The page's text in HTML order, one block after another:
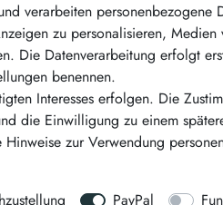
Vertrag widerrufen
verarbeiten personenbezogene
zu personalisieren, Medien
Die Datenverarbeitung erfolgt
benennen.
Interesses erfolgen. Die
die Einwilligung zu einem
zur Verwendung
PayPal